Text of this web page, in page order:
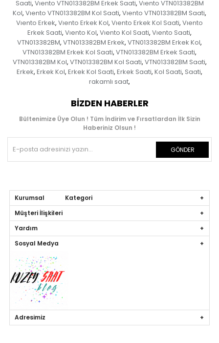
Saati, Vıento VTN013382BM Erkek Saati, Vıento VTN013382BM
Kol, Vıento VTN013382BM Kol Saati, Vıento VTN013382BM Saati,
Vıento Erkek, Vıento Erkek Kol, Vıento Erkek Kol Saati, Vıento
Erkek Saati, Vıento Kol, Vıento Kol Saati, Vıento Saati,
VTN013382BM, VTN013382BM Erkek, VTN013382BM Erkek Kol,
VTN013382BM Erkek Kol Saati, VTN013382BM Erkek Saati,
VTN013382BM Kol, VTN013382BM Kol Saati, VTN013382BM Saati,
Erkek, Erkek Kol, Erkek Kol Saati, Erkek Saati, Kol Saati, Saati,
rakamlı saat,
BIZDEN HABERLER
Bültenimize Üye Olun ! Tüm İndirim ve Fırsatlardan İlk Sizin
Haberiniz Olsun !
GÖNDER
Kurumsal Kategori
Müşteri İlişkileri
Yardım
Sosyal Medya
Adresimiz